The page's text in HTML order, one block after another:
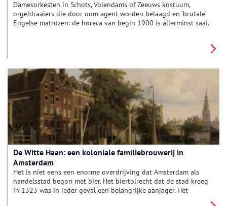
Damesorkesten in Schots, Volendams of Zeeuws kostuum,
orgeldraaiers die door oom agent worden belaagd en ‘brutale’
Engelse matrozen: de horeca van begin 1900 is allerminst saai.
De Witte Haan: een koloniale familiebrouwerij in
Amsterdam
Het is niet eens een enorme overdrijving dat Amsterdam als
handelsstad begon met bier. Het biertolrecht dat de stad kreeg
in 1323 was in ieder geval een belangrijke aanjager. Het